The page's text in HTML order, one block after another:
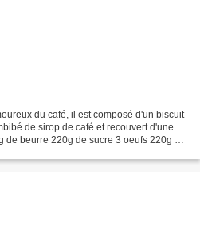
du café, il est composé d'un biscuit
de sirop de café et recouvert d'une
de beurre 220g de sucre 3 oeufs 220g de